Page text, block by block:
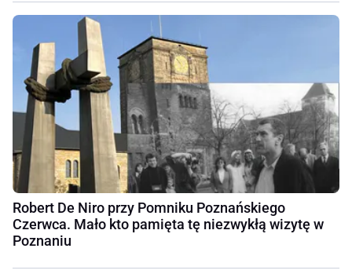
Robert De Niro przy Pomniku Poznańskiego
Czerwca. Mało kto pamięta tę niezwykłą wizytę w
Poznaniu